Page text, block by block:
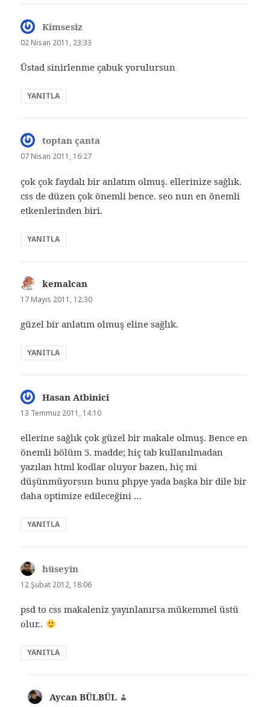
Kimsesiz
ki:
02 Nisan 2011, 23:33
Üstad sinirlenme çabuk yorulursun
YANITLA
toptan çanta
07 Nisan 2011, 16:27
çok çok faydalı bir anlatım olmuş. ellerinize sağlık.
css de düzen çok önemli bence. seo nun en önemli
etkenlerinden biri.
YANITLA
kemalcan
ki:
17 Mayıs 2011, 12:30
güzel bir anlatım olmuş eline sağlık.
YANITLA
Hasan Atbinici
13 Temmuz 2011, 14:10
ellerine sağlık çok güzel bir makale olmuş. Bence en
önemli bölüm 5. madde; hiç tab kullanılmadan
yazılan html kodlar oluyor bazen, hiç mi
düşünmüyorsun bunu phpye yada başka bir dile bir
daha optimize edileceğini …
YANITLA
hüseyin
ki:
12 Şubat 2012, 18:06
psd to css makaleniz yayınlanırsa mükemmel üstü
olur..
YANITLA
Aycan BÜLBÜL